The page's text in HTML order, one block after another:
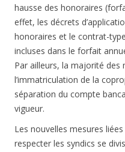
hausse des honoraires
effet, les décrets
honoraires et le contrat-
incluses dans le forfait
Par ailleurs, la majorité
l’immatriculation de la
séparation du compte
vigueur.
Les nouvelles mesures
respecter les syndics se